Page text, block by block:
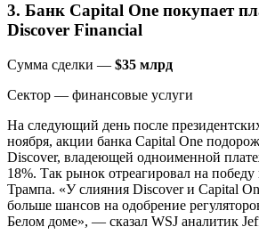
3. Банк Capital One покупает
Discover Financial
Сумма сделки — $35 млрд
Сектор — финансовые услуги
На следующий день после
ноября, акции банка Capital One
Discover, владеющей одноименной
18%. Так рынок отреагировал на
Трампа. «У слияния Discover и Capital
больше шансов на одобрение
Белом доме», — сказал WSJ аналитик